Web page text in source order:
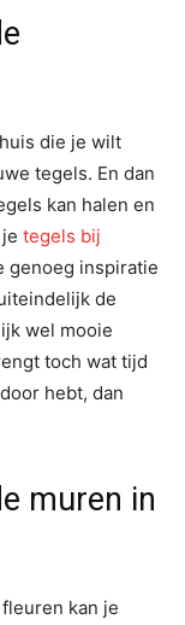
die je wilt
tegels. En dan
kan halen en
tegels bij
genoeg inspiratie
de
wel mooie
toch wat tijd
hebt, dan
muren in
kan je